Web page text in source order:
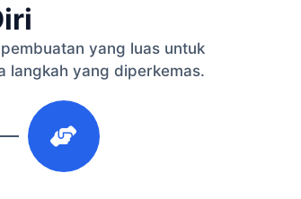
yang luas untuk
langkah yang diperkemas.